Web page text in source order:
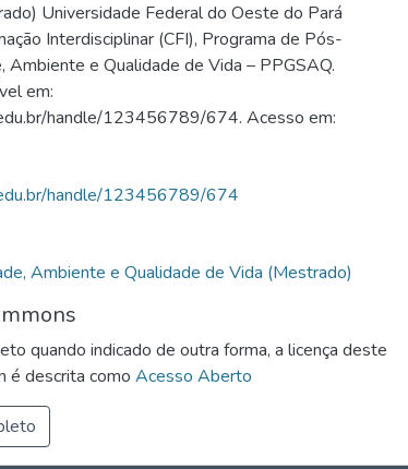
Universidade Federal do Oeste do Pará
Interdisciplinar (CFI), Programa de Pós-
Ambiente e Qualidade de Vida – PPGSAQ.
em:
handle/123456789/674. Acesso em:
handle/123456789/674
Ambiente e Qualidade de Vida (Mestrado)
quando indicado de outra forma, a licença deste
é descrita como Acesso Aberto